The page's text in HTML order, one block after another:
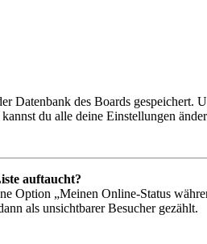
Datenbank des Boards
du alle deine Einstellungen
auftaucht?
Option „Meinen Online-Status
als unsichtbarer Besucher gezählt.